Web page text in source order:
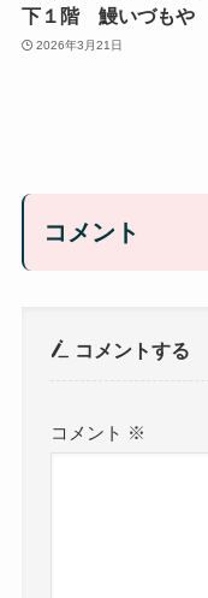
下１階 鰻いづもや
2026年3月21日
コメント
コメントする
コメント ※